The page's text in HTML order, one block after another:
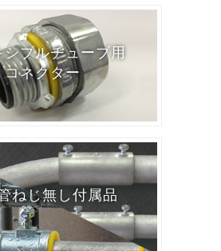
シブルチューブ用
コネクター
ねじ無し付属品